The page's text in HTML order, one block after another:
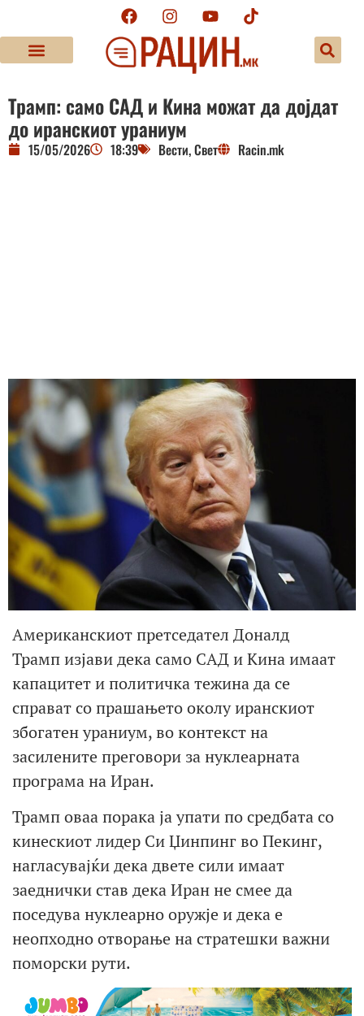
Трамп: само САД и Кина можат да дојдат
до иранскиот ураниум
15/05/2026 18:39 Вести,Свет Racin.mk
Американскиот претседател Доналд
Трамп изјави дека само САД и Кина имаат
капацитет и политичка тежина да се
справат со прашањето околу иранскиот
збогатен ураниум, во контекст на
засилените преговори за нуклеарната
програма на Иран.
Трамп оваа порака ја упати по средбата со
кинескиот лидер Си Џинпинг во Пекинг,
нагласувајќи дека двете сили имаат
заеднички став дека Иран не смее да
поседува нуклеарно оружје и дека е
неопходно отворање на стратешки важни
поморски рути.